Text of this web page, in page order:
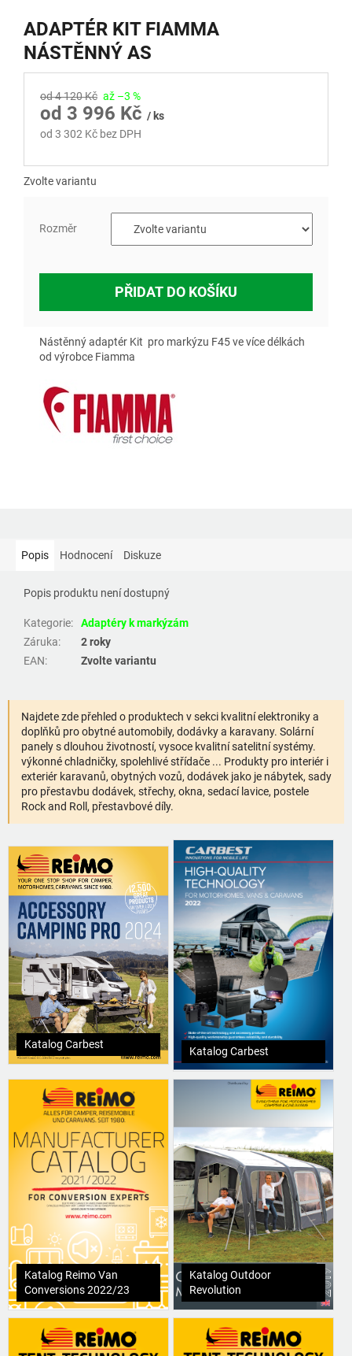
ADAPTÉR KIT FIAMMA
NÁSTĚNNÝ AS
od 4 120 Kč až –3 %
od 3 996 Kč / ks
od 3 302 Kč bez DPH
Zvolte variantu
Rozměr
PŘIDAT DO KOŠÍKU
Nástěnný adaptér Kit pro markýzu F45 ve více délkách
od výrobce Fiamma
Popis Hodnocení Diskuze
Popis produktu není dostupný
Kategorie:
Adaptéry k markýzám
Záruka:
2 roky
EAN: Zvolte variantu
Najdete zde přehled o produktech v sekci kvalitní elektroniky a
doplňků pro obytné automobily, dodávky a karavany. Solární
panely s dlouhou životností, vysoce kvalitní satelitní systémy.
výkonné chladničky, spolehlivé střídače ... Produkty pro interiér i
exteriér karavanů, obytných vozů, dodávek jako je nábytek, sady
pro přestavbu dodávek, střechy, okna, sedací lavice, postele
Rock and Roll, přestavbové díly.
Katalog Carbest
Katalog Carbest
Katalog Reimo Van
Conversions 2022/23
Katalog Outdoor
Revolution